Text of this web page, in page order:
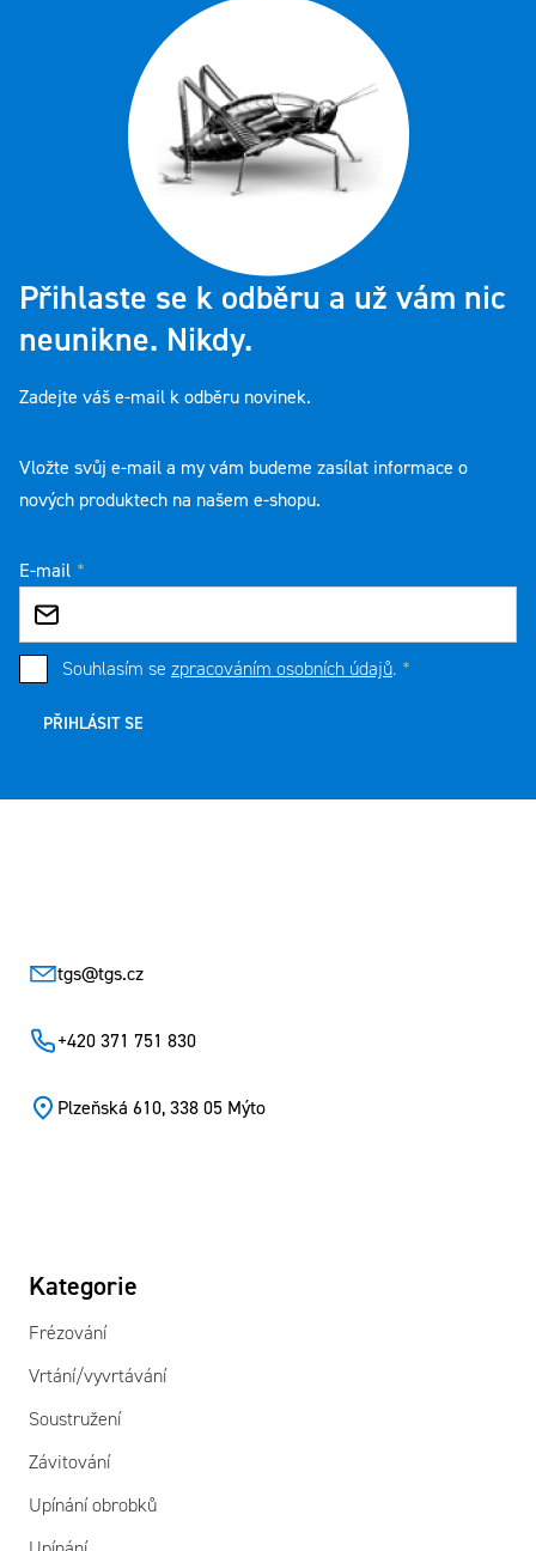
Přihlaste se k odběru a už vám nic
neunikne. Nikdy.
Zadejte váš e-mail k odběru novinek.
Vložte svůj e-mail a my vám budeme zasílat informace o
nových produktech na našem e-shopu.
E-mail
Souhlasím se zpracováním osobních údajů.
PŘIHLÁSIT SE
tgs@tgs.cz
+420 371 751 830
Plzeňská 610, 338 05 Mýto
Kategorie
Frézování
Vrtání/vyvrtávání
Soustružení
Závitování
Upínání obrobků